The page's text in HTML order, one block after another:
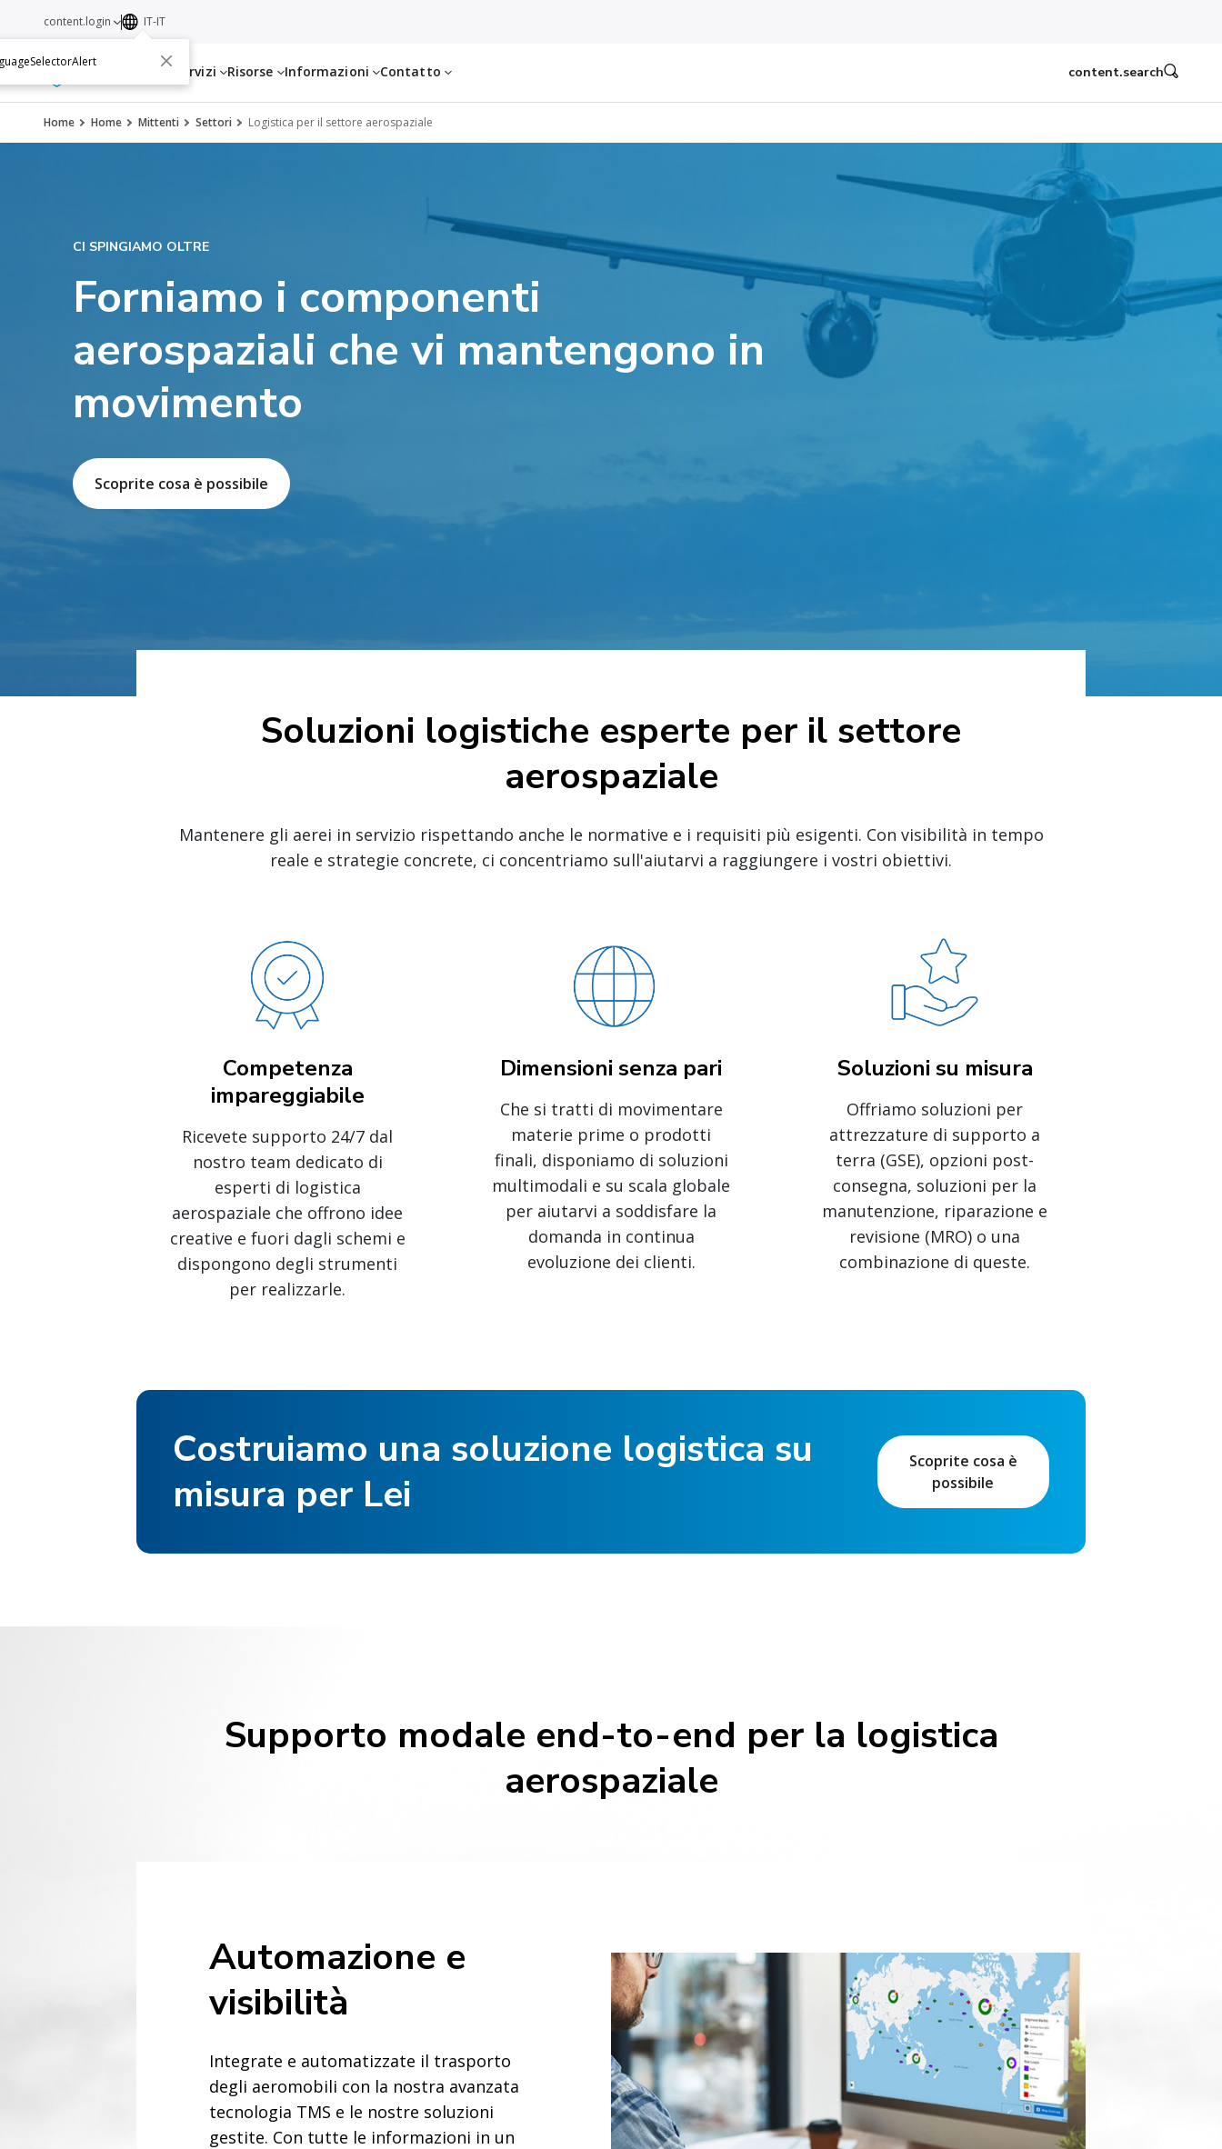
Servizi Risorse Informazioni Contatto
content.login IT-IT
content.search
Home Home Mittenti Settori Logistica per il settore aerospaziale
CI SPINGIAMO OLTRE
Forniamo i componenti
aerospaziali che vi mantengono in
movimento
Scoprite cosa è possibile
Soluzioni logistiche esperte per il settore
aerospaziale
Mantenere gli aerei in servizio rispettando anche le normative e i requisiti più esigenti. Con visibilità in tempo
reale e strategie concrete, ci concentriamo sull'aiutarvi a raggiungere i vostri obiettivi.
Competenza
impareggiabile
Ricevete supporto 24/7 dal
nostro team dedicato di
esperti di logistica
aerospaziale che offrono idee
creative e fuori dagli schemi e
dispongono degli strumenti
per realizzarle.
Dimensioni senza pari
Che si tratti di movimentare
materie prime o prodotti
finali, disponiamo di soluzioni
multimodali e su scala globale
per aiutarvi a soddisfare la
domanda in continua
evoluzione dei clienti.
Soluzioni su misura
Offriamo soluzioni per
attrezzature di supporto a
terra (GSE), opzioni post-
consegna, soluzioni per la
manutenzione, riparazione e
revisione (MRO) o una
combinazione di queste.
Costruiamo una soluzione logistica su
misura per Lei
Scoprite cosa è
possibile
Supporto modale end-to-end per la logistica
aerospaziale
Automazione e
visibilità
Integrate e automatizzate il trasporto
degli aeromobili con la nostra avanzata
tecnologia TMS e le nostre soluzioni
gestite. Con tutte le informazioni in un